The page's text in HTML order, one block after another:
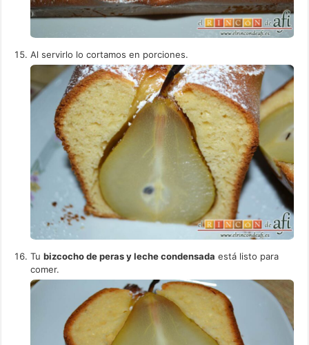
Al servirlo lo cortamos en porciones.
Tubizcocho de peras y leche condensada está listo para
comer.